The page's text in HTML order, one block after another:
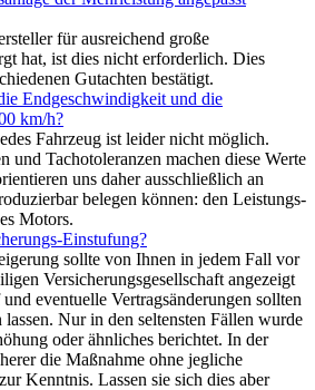
für ausreichend große
hat, ist dies nicht erforderlich. Dies
Gutachten bestätigt.
Endgeschwindigkeit und die
km/h?
Fahrzeug ist leider nicht möglich.
und Tachotoleranzen machen diese Werte
uns daher ausschließlich an
belegen können: den Leistungs-
Motors.
Einstufung?
sollte von Ihnen in jedem Fall vor
Versicherungsgesellschaft angezeigt
eventuelle Vertragsänderungen sollten
lassen. Nur in den seltensten Fällen wurde
oder ähnliches berichtet. In der
die Maßnahme ohne jegliche
Kenntnis. Lassen sie sich dies aber